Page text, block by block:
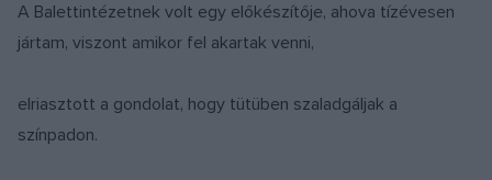
A Balettintézetnek volt egy előkészítője, ahova tízévesen
jártam, viszont amikor fel akartak venni,
elriasztott a gondolat, hogy tütüben szaladgáljak a
színpadon.